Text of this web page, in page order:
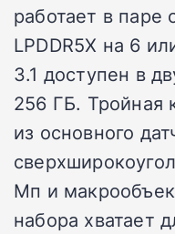
работает в паре
LPDDR5X на 6
3.1 доступен в
256 ГБ. Тройная
из основного
Мп и
набора хватает